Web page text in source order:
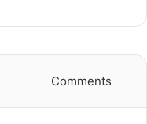
Comments